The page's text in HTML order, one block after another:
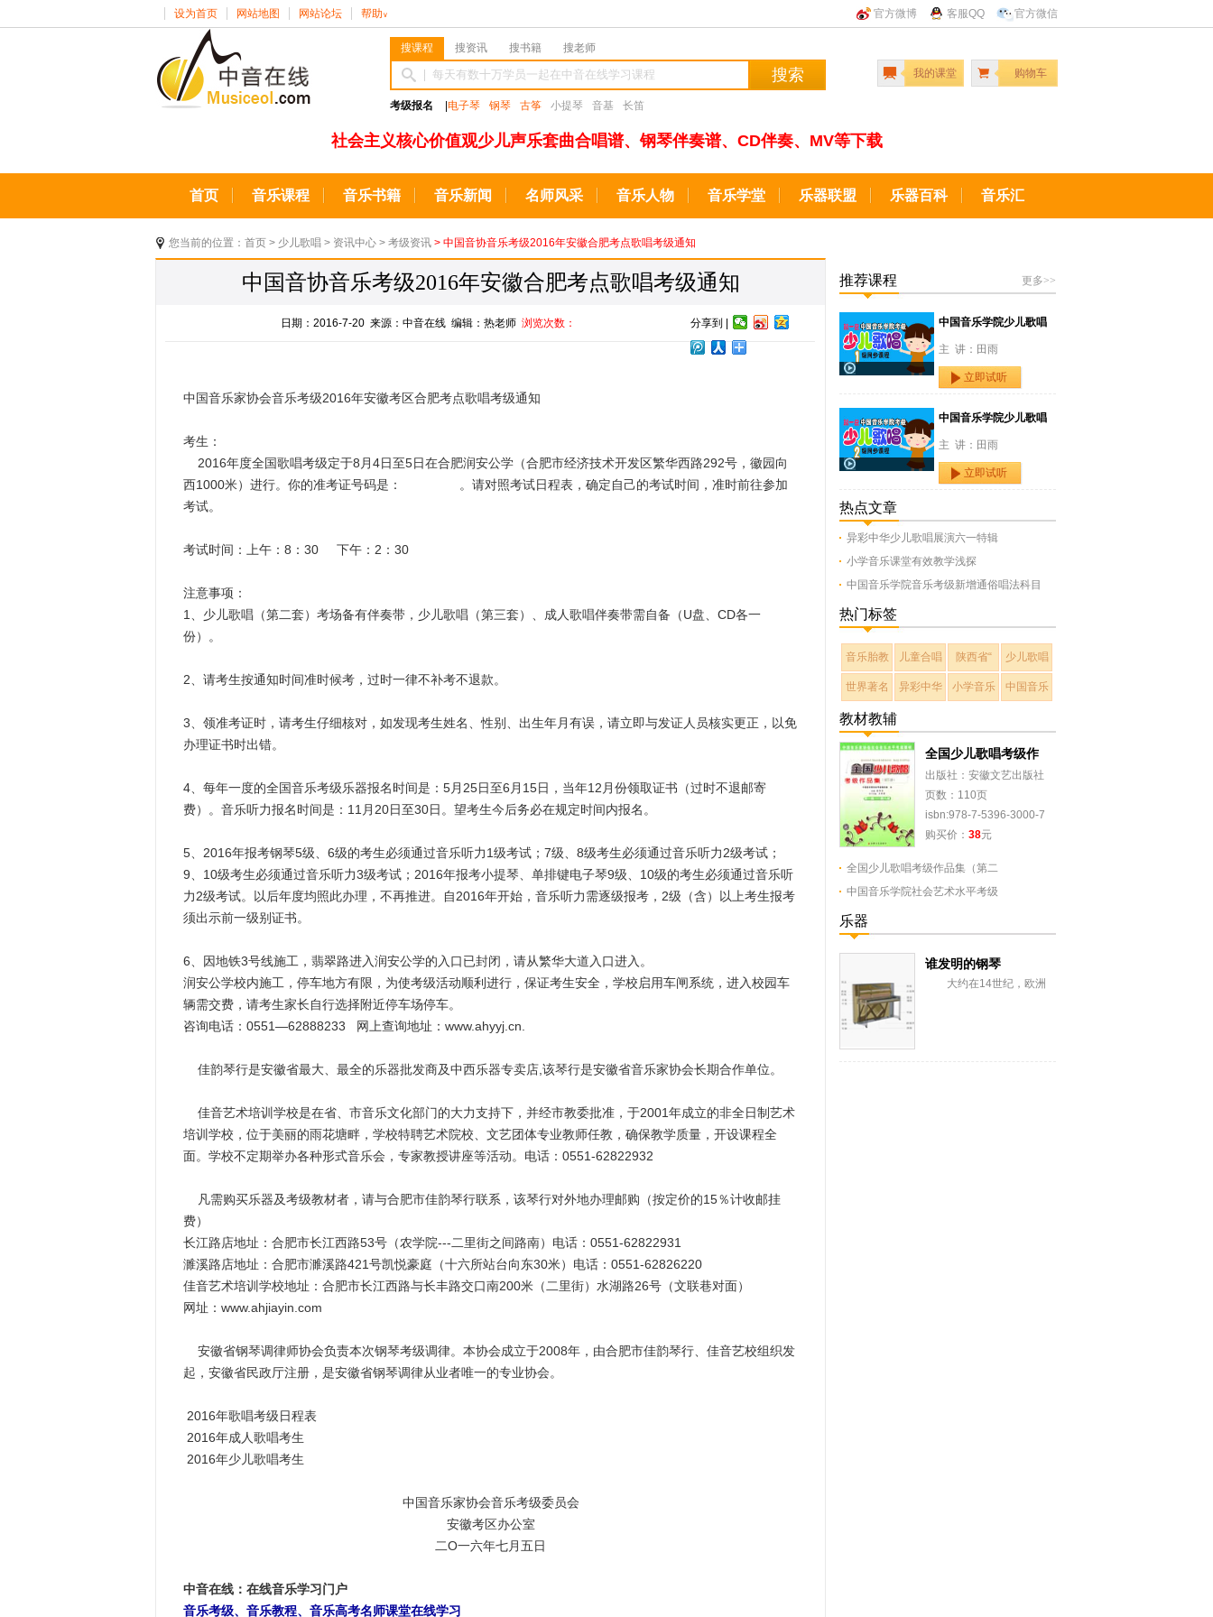
官方微博 客服QQ 官方微信
设为首页 网站地图 网站论坛 帮助 ∨
搜课程 搜资讯 搜书籍 搜老师
搜索
考级报名 电子琴 钢琴 古筝 小提琴 音基 长笛
我的课堂 购物车
社会主义核心价值观少儿声乐套曲合唱谱、钢琴伴奏谱、CD伴奏、MV等下载
首页 音乐课程 音乐书籍 音乐新闻 名师风采 音乐人物 音乐学堂 乐器联盟 乐器百科 音乐汇
您当前的位置： 首页 > 少儿歌唱 > 资讯中心 > 考级资讯 > 中国音协音乐考级2016年安徽合肥考点歌唱考级通知
中国音协音乐考级2016年安徽合肥考点歌唱考级通知
分享到 |
日期：2016-7-20 来源：中音在线 编辑：热老师 浏览次数：
中国音乐家协会音乐考级2016年安徽考区合肥考点歌唱考级通知
考生：
2016年度全国歌唱考级定于8月4日至5日在合肥润安公学（合肥市经济技术开发区繁华西路292号，徽园向
西1000米）进行。你的准考证号码是： 。请对照考试日程表，确定自己的考试时间，准时前往参加
考试。
考试时间：上午：8：30 下午：2：30
注意事项：
1、少儿歌唱（第二套）考场备有伴奏带，少儿歌唱（第三套）、成人歌唱伴奏带需自备（U盘、CD各一
份）。
2、请考生按通知时间准时候考，过时一律不补考不退款。
3、领准考证时，请考生仔细核对，如发现考生姓名、性别、出生年月有误，请立即与发证人员核实更正，以免
办理证书时出错。
4、每年一度的全国音乐考级乐器报名时间是：5月25日至6月15日，当年12月份领取证书（过时不退邮寄
费）。音乐听力报名时间是：11月20日至30日。望考生今后务必在规定时间内报名。
5、2016年报考钢琴5级、6级的考生必须通过音乐听力1级考试；7级、8级考生必须通过音乐听力2级考试；
9、10级考生必须通过音乐听力3级考试；2016年报考小提琴、单排键电子琴9级、10级的考生必须通过音乐听
力2级考试。以后年度均照此办理，不再推进。自2016年开始，音乐听力需逐级报考，2级（含）以上考生报考
须出示前一级别证书。
6、因地铁3号线施工，翡翠路进入润安公学的入口已封闭，请从繁华大道入口进入。
润安公学校内施工，停车地方有限，为使考级活动顺利进行，保证考生安全，学校启用车闸系统，进入校园车
辆需交费，请考生家长自行选择附近停车场停车。
咨询电话：0551—62888233 网上查询地址：www.ahyyj.cn.
佳韵琴行是安徽省最大、最全的乐器批发商及中西乐器专卖店,该琴行是安徽省音乐家协会长期合作单位。
佳音艺术培训学校是在省、市音乐文化部门的大力支持下，并经市教委批准，于2001年成立的非全日制艺术
培训学校，位于美丽的雨花塘畔，学校特聘艺术院校、文艺团体专业教师任教，确保教学质量，开设课程全
面。学校不定期举办各种形式音乐会，专家教授讲座等活动。电话：0551-62822932
凡需购买乐器及考级教材者，请与合肥市佳韵琴行联系，该琴行对外地办理邮购（按定价的15％计收邮挂
费）
长江路店地址：合肥市长江西路53号（农学院---二里街之间路南）电话：0551-62822931
濉溪路店地址：合肥市濉溪路421号凯悦豪庭（十六所站台向东30米）电话：0551-62826220
佳音艺术培训学校地址：合肥市长江西路与长丰路交口南200米（二里街）水湖路26号（文联巷对面）
网址：www.ahjiayin.com
安徽省钢琴调律师协会负责本次钢琴考级调律。本协会成立于2008年，由合肥市佳韵琴行、佳音艺校组织发
起，安徽省民政厅注册，是安徽省钢琴调律从业者唯一的专业协会。
2016年歌唱考级日程表
2016年成人歌唱考生
2016年少儿歌唱考生
中国音乐家协会音乐考级委员会
安徽考区办公室
二O一六年七月五日
中音在线：在线音乐学习门户
音乐考级、音乐教程、音乐高考名师课堂在线学习
更多>>
推荐课程
中国音乐学院少儿歌唱
主 讲：田雨
立即试听
中国音乐学院少儿歌唱
主 讲：田雨
立即试听
热点文章
异彩中华少儿歌唱展演六一特辑
小学音乐课堂有效教学浅探
中国音乐学院音乐考级新增通俗唱法科目
热门标签
音乐胎教 儿童合唱 陕西省“ 少儿歌唱
世界著名 异彩中华 小学音乐 中国音乐
教材教辅
全国少儿歌唱考级作
出版社：安徽文艺出版社
页数：110页
isbn:978-7-5396-3000-7
购买价： 38元
全国少儿歌唱考级作品集（第二
中国音乐学院社会艺术水平考级
乐器
谁发明的钢琴
大约在14世纪，欧洲